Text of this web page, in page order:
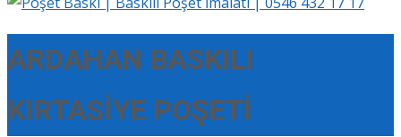
ARDAHAN BASKILI
KIRTASİYE POŞETİ